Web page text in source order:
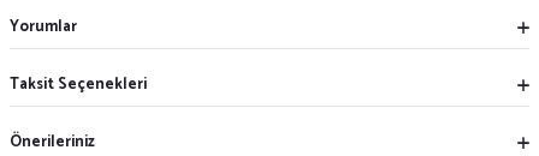
Yorumlar
Taksit Seçenekleri
Önerileriniz